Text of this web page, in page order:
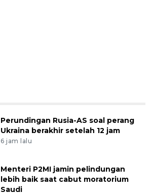
Perundingan Rusia-AS soal perang
Ukraina berakhir setelah 12 jam
6 jam lalu
Menteri P2MI jamin pelindungan
lebih baik saat cabut moratorium
Saudi